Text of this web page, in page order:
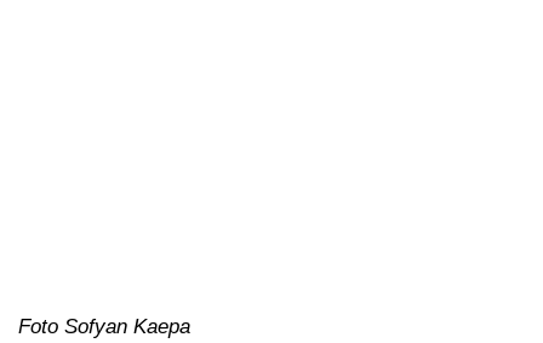
Foto Sofyan Kaepa